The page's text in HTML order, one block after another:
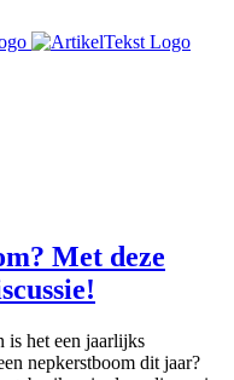
Met deze
is het een jaarlijks
nepkerstboom dit jaar?